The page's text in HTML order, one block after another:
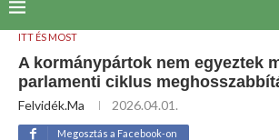
ITT ÉS MOST
A kormánypártok nem egyeztek
parlamenti ciklus
Felvidék.ma 2026.04.01.
Megosztás a Facebook-on